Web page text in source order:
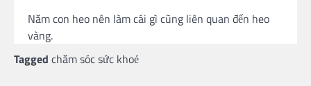
Năm con heo nên làm cái gì cũng liên quan đến heo
vàng.
Tagged chăm sóc sức khoẻ